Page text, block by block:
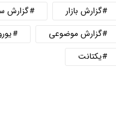
گزارش بازار
گزارش
گزارش موضوعی
یکتانت